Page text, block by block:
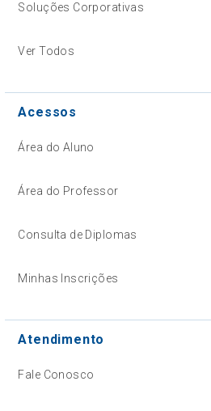
Soluções Corporativas
Ver Todos
Acessos
Área do Aluno
Área do Professor
Consulta de Diplomas
Minhas Inscrições
Atendimento
Fale Conosco